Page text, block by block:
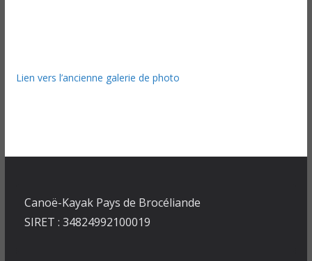
Lien vers l’ancienne galerie de photo
Canoë-Kayak Pays de Brocéliande
SIRET : 34824992100019